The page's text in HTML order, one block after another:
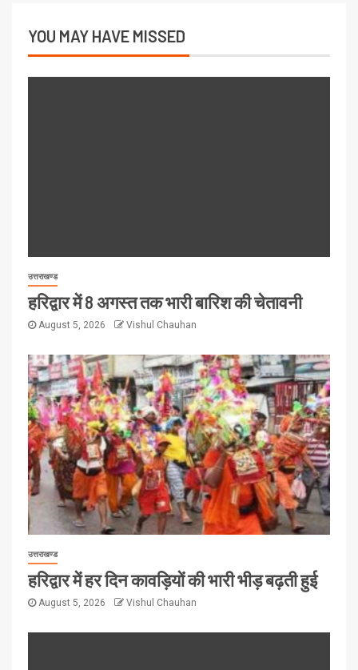
YOU MAY HAVE MISSED
उत्तराखण्ड
हरिद्वार में 8 अगस्त तक भारी बारिश की चेतावनी
August 5, 2026 Vishul Chauhan
उत्तराखण्ड
हरिद्वार में हर दिन कावड़ियों की भारी भीड़ बढ़ती हुई
August 5, 2026 Vishul Chauhan